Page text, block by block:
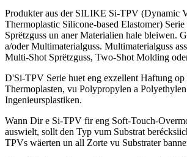
Produkter aus der SILIKE Si-TPV (Dynamic
Thermoplastic Silicone-based Elastomer) Serie
Sprëtzguss un aner Materialien hale bleiwen.
a/oder Multimaterialguss. Multimaterialguss
Multi-Shot Sprëtzguss, Two-Shot Molding
D'Si-TPV Serie huet eng exzellent Haftung
Thermoplasten, vu Polypropylen a
Ingenieursplastiken.
Wann Dir e Si-TPV fir eng Soft-Touch-
auswielt, sollt den Typ vum Substrat
TPVs wäerten un all Zorte vu Substrater